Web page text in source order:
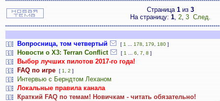
Страница 1 из 3
На страницу: 1, 2, 3 След.
Вопросница, том четвертый [ 1 178 179 180 ]
Новости о X3: Terran Conflict [ 1 6 7 8 ]
Выбор лучших пилотов 2017-го года!
FAQ по игре
[ 1 2 ]
Интервью с Берндтом Леханом
Локальные правила канала
Краткий FAQ по темам! Новичкам - читать обязательно!